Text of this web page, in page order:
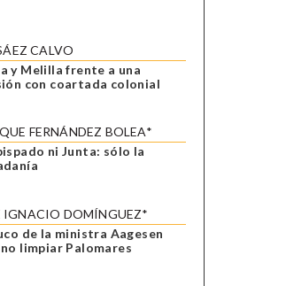
CALVO
y Melilla frente a una
con coartada colonial
FERNÁNDEZ BOLEA*
ni Junta: sólo la
IGNACIO DOMÍNGUEZ*
de la ministra Aagesen
limpiar Palomares